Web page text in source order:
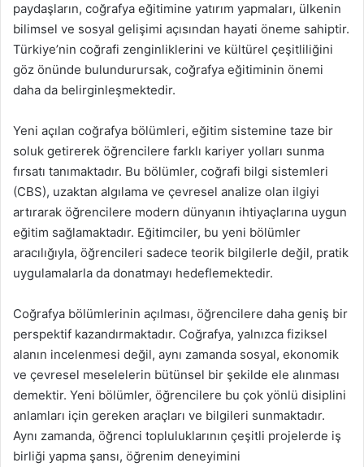
paydaşların, coğrafya eğitimine yatırım yapmaları, ülkenin
bilimsel ve sosyal gelişimi açısından hayati öneme sahiptir.
Türkiye’nin coğrafi zenginliklerini ve kültürel çeşitliliğini
göz önünde bulundurursak, coğrafya eğitiminin önemi
daha da belirginleşmektedir.
Yeni açılan coğrafya bölümleri, eğitim sistemine taze bir
soluk getirerek öğrencilere farklı kariyer yolları sunma
fırsatı tanımaktadır. Bu bölümler, coğrafi bilgi sistemleri
(CBS), uzaktan algılama ve çevresel analize olan ilgiyi
artırarak öğrencilere modern dünyanın ihtiyaçlarına uygun
eğitim sağlamaktadır. Eğitimciler, bu yeni bölümler
aracılığıyla, öğrencileri sadece teorik bilgilerle değil, pratik
uygulamalarla da donatmayı hedeflemektedir.
Coğrafya bölümlerinin açılması, öğrencilere daha geniş bir
perspektif kazandırmaktadır. Coğrafya, yalnızca fiziksel
alanın incelenmesi değil, aynı zamanda sosyal, ekonomik
ve çevresel meselelerin bütünsel bir şekilde ele alınması
demektir. Yeni bölümler, öğrencilere bu çok yönlü disiplini
anlamları için gereken araçları ve bilgileri sunmaktadır.
Aynı zamanda, öğrenci topluluklarının çeşitli projelerde iş
birliği yapma şansı, öğrenim deneyimini